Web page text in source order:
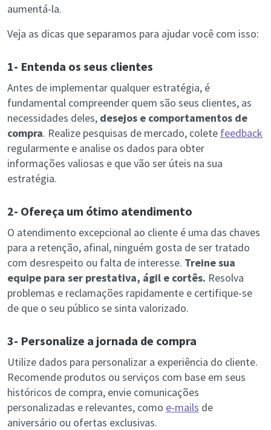
aumentá-la.
Veja as dicas que separamos para ajudar você com isso:
1- Entenda os seus clientes
Antes de implementar qualquer estratégia, é
fundamental compreender quem são seus clientes, as
necessidades deles, desejos e comportamentos de
compra. Realize pesquisas de mercado, colete feedback
regularmente e analise os dados para obter
informações valiosas e que vão ser úteis na sua
estratégia.
2- Ofereça um ótimo atendimento
O atendimento excepcional ao cliente é uma das chaves
para a retenção, afinal, ninguém gosta de ser tratado
com desrespeito ou falta de interesse. Treine sua
equipe para ser prestativa, ágil e cortês. Resolva
problemas e reclamações rapidamente e certifique-se
de que o seu público se sinta valorizado.
3- Personalize a jornada de compra
Utilize dados para personalizar a experiência do cliente.
Recomende produtos ou serviços com base em seus
históricos de compra, envie comunicações
personalizadas e relevantes, como e-mails de
aniversário ou ofertas exclusivas.